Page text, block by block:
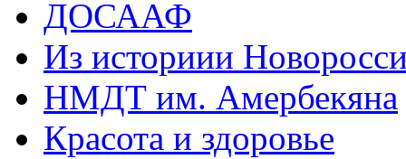
ДОСААФ
Из историии
НМДТ им. Амербекяна
Красота и здоровье